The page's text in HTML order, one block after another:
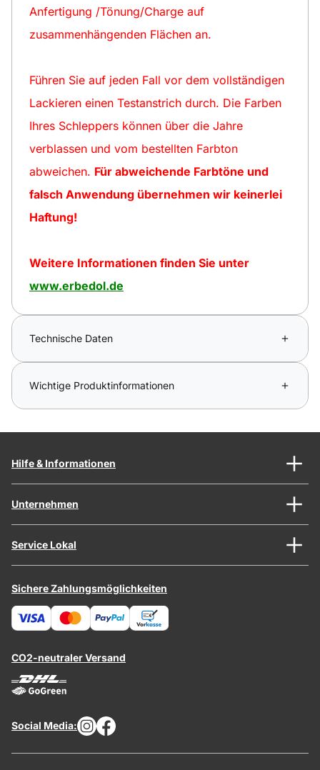
Anfertigung /Tönung/Charge auf
zusammenhängenden Flächen an.
Führen Sie auf jeden Fall vor dem vollständigen
Lackieren einen Testanstrich durch. Die Farben
Ihres Schleppers können über die Jahre
verblassen und vom bestellten Farbton
abweichen. Für abweichende Farbtöne und
falsch Anwendung übernehmen wir keinerlei
Haftung!
Weitere Informationen finden Sie unter
www.erbedol.de
Technische Daten
Wichtige Produktinformationen
Hilfe & Informationen
Unternehmen
Service Lokal
Sichere Zahlungsmöglichkeiten
CO2-neutraler Versand
Social Media: